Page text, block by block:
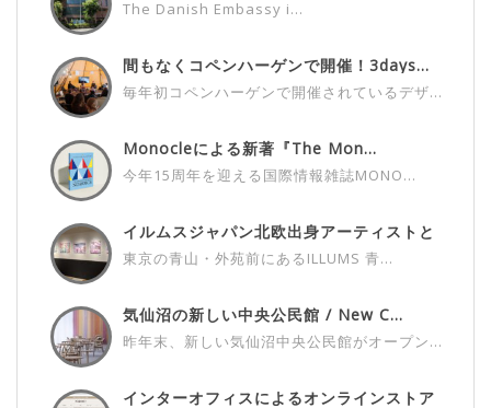
The Danish Embassy i...
間もなくコペンハーゲンで開催！3days...
毎年初コペンハーゲンで開催されているデザ...
Monocleによる新著『The Mon...
今年15周年を迎える国際情報雑誌MONO...
イルムスジャパン北欧出身アーティストと
の...
東京の青山・外苑前にあるILLUMS 青...
気仙沼の新しい中央公民館 / New C...
昨年末、新しい気仙沼中央公民館がオープン...
インターオフィスによるオンラインストア